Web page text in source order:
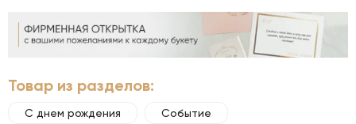
Товар из разделов:
С днем рождения Событие